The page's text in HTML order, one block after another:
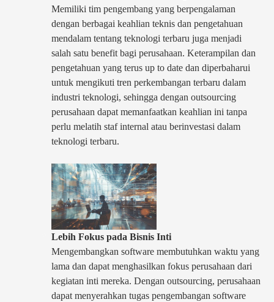
Memiliki tim pengembang yang berpengalaman
dengan berbagai keahlian teknis dan pengetahuan
mendalam tentang teknologi terbaru juga menjadi
salah satu benefit bagi perusahaan. Keterampilan dan
pengetahuan yang terus up to date dan diperbaharui
untuk mengikuti tren perkembangan terbaru dalam
industri teknologi, sehingga dengan outsourcing
perusahaan dapat memanfaatkan keahlian ini tanpa
perlu melatih staf internal atau berinvestasi dalam
teknologi terbaru.
Lebih Fokus pada Bisnis Inti
Mengembangkan software membutuhkan waktu yang
lama dan dapat menghasilkan fokus perusahaan dari
kegiatan inti mereka. Dengan outsourcing, perusahaan
dapat menyerahkan tugas pengembangan software